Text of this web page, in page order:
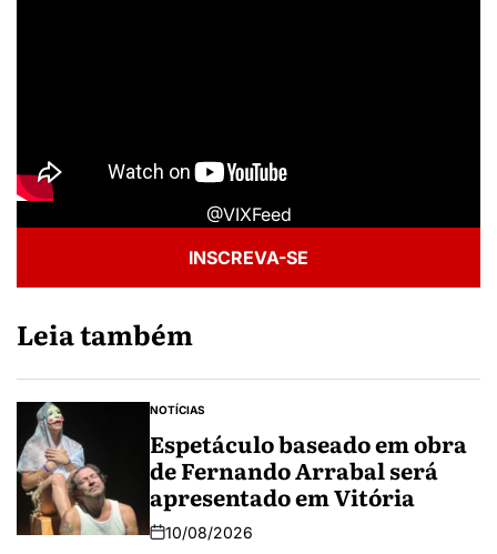
@VIXFeed
INSCREVA-SE
Leia também
NOTÍCIAS
Espetáculo baseado em obra
de Fernando Arrabal será
apresentado em Vitória
10/08/2026